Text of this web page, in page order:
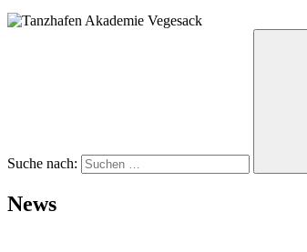
Suche nach:
News